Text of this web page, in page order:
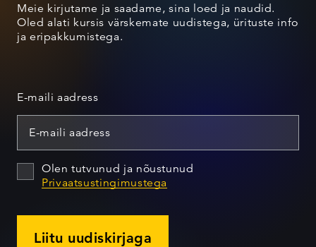
Meie kirjutame ja saadame, sina loed ja naudid.
Oled alati kursis värskemate uudistega, ürituste info
ja eripakkumistega.
E-maili aadress
Olen tutvunud ja nõustunud
Privaatsustingimustega
Liitu uudiskirjaga